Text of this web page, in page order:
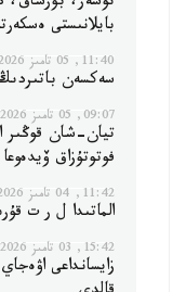
بايلانىستى
11:40, 05 تامىز 2026
سەكسەن
09:07, 05 تامىز 2026
تيان-شان قوڭىر
فوتوتۇزاق
11:42, 04 تامىز 2026
الماتىدا ل ر ت
15:42, 03 تامىز 2026
زايسانداعى